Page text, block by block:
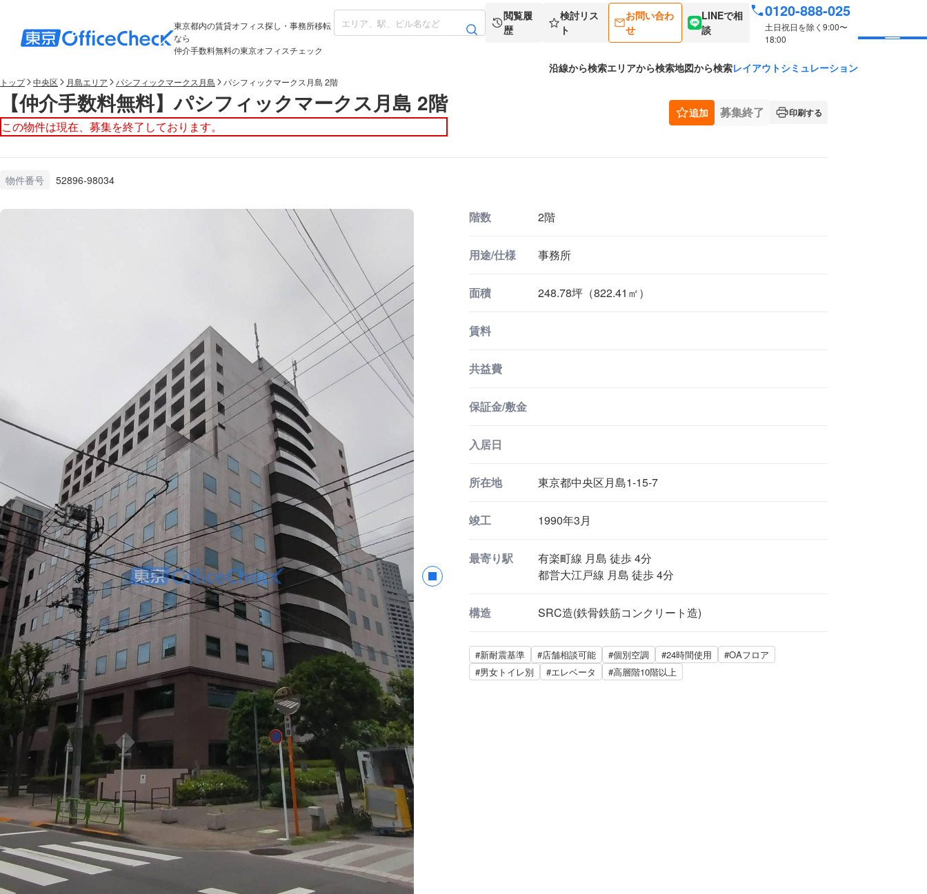
東京都内の賃貸オフィス探し・事務所移転
なら
仲介手数料無料の東京オフィスチェック
閲覧履
歴
検討リス
ト
お問い合わ
せ
LINEで相
談
0120-888-025
土日祝日を除く9:00〜
18:00
沿線から検索エリアから検索地図から検索レイアウトシミュレーション
トップ 中央区 月島エリア パシフィックマークス月島 パシフィックマークス月島 2階
【仲介手数料無料】パシフィックマークス月島 2階
この物件は現在、募集を終了しております。
追加 募集終了 印刷する
物件番号 52896-98034
階数 2階
用途/仕様 事務所
面積 248.78坪（822.41㎡）
賃料
共益費
保証金/敷金
入居日
所在地 東京都中央区月島1-15-7
竣工 1990年3月
最寄り駅
有楽町線 月島 徒歩 4分
都営大江戸線 月島 徒歩 4分
構造 SRC造(鉄骨鉄筋コンクリート造)
#新耐震基準 #店舗相談可能 #個別空調 #24時間使用
#OAフロア
#男女トイレ別
#エレベータ #高層階10階以上